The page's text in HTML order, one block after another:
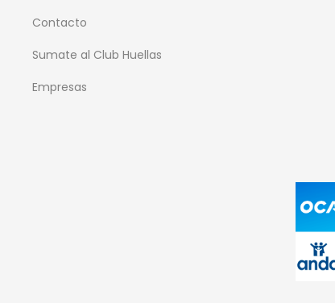
Contacto
Sumate al Club Huellas
Empresas